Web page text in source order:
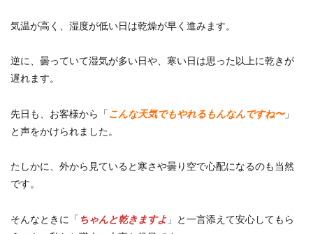
気温が高く、湿度が低い日は乾燥が早く進みます。
逆に、曇っていて湿気が多い日や、寒い日は思った以上に乾きが
遅れます。
先日も、お客様から「 こんな天気でもやれるもんなんですね〜」
と声をかけられました。
たしかに、外から見ていると寒さや曇り空で心配になるのも当然
です。
そんなときに「 ちゃんと乾きますよ 」と一言添えて安心してもら